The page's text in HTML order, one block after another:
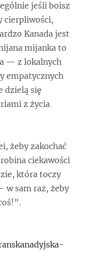
jeśli boisz
cierpliwości,
Kanada jest
mijanka to
— z lokalnych
empatycznych
dzielą się
z życia
żeby zakochać
ciekawości
która toczy
w sam raz, żeby